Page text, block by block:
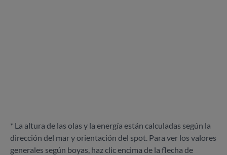
* La altura de las olas y la energía están calculadas según la
dirección del mar y orientación del spot. Para ver los valores
generales según boyas, haz clic encima de la flecha de